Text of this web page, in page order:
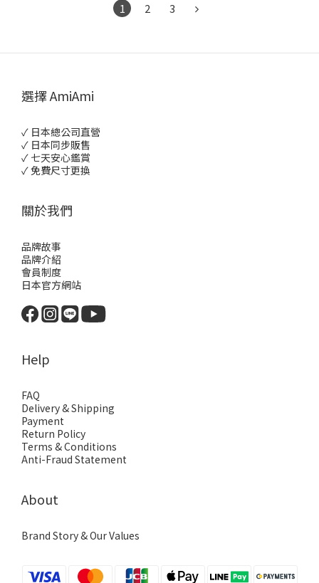
1 2 3
選擇 AmiAmi
✓ 日本總公司直營
✓ 日本同步販售
✓ 七天安心鑑賞
✓ 免費尺寸更換
關於我們
品牌故事
品牌介紹
會員制度
日本官方網站
Help
FAQ
Delivery & Shipping
Payment
Return Policy
Terms & Conditions
Anti-Fraud Statement
About
Brand Story & Our Values